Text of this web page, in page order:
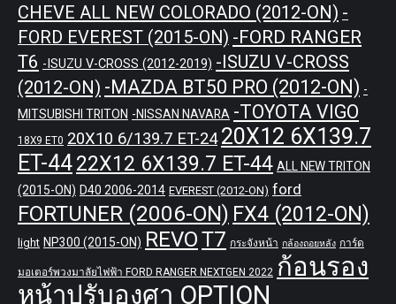
CHEVE ALL NEW COLORADO (2012-ON) -
FORD EVEREST (2015-ON) -FORD RANGER
T6 -ISUZU V-CROSS (2012-2019) -ISUZU V-CROSS
(2012-ON) -MAZDA BT50 PRO (2012-ON) -
MITSUBISHI TRITON -NISSAN NAVARA -TOYOTA VIGO
18X9 ET0 20X10 6/139.7 ET-24 20X12 6X139.7
ET-4422X12 6X139.7 ET-44 ALL NEW TRITON
(2015-ON) D40 2006-2014 EVEREST (2012-ON) ford
FORTUNER (2006-ON) FX4 (2012-ON)
light NP300 (2015-ON) REVOT7 กระจังหน้า กล้องถอยหลัง การ์ด
มอเตอร์พวงมาลัยไฟฟ้า FORD RANGER NEXTGEN 2022 ก้อนรอง
หน้าปรับองศา OPTION